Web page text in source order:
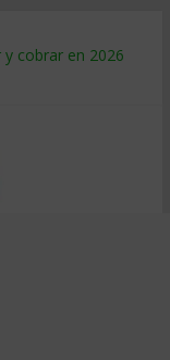
cobrar en 2026
tan caro
a tiempo
qué hacer
y venderle